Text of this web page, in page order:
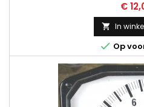
Recomendamos
montado la moto
Prijs
€
 In
 Op